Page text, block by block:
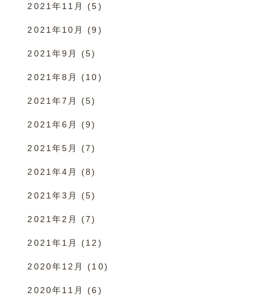
2021年11月 (5)
2021年10月 (9)
2021年9月 (5)
2021年8月 (10)
2021年7月 (5)
2021年6月 (9)
2021年5月 (7)
2021年4月 (8)
2021年3月 (5)
2021年2月 (7)
2021年1月 (12)
2020年12月 (10)
2020年11月 (6)